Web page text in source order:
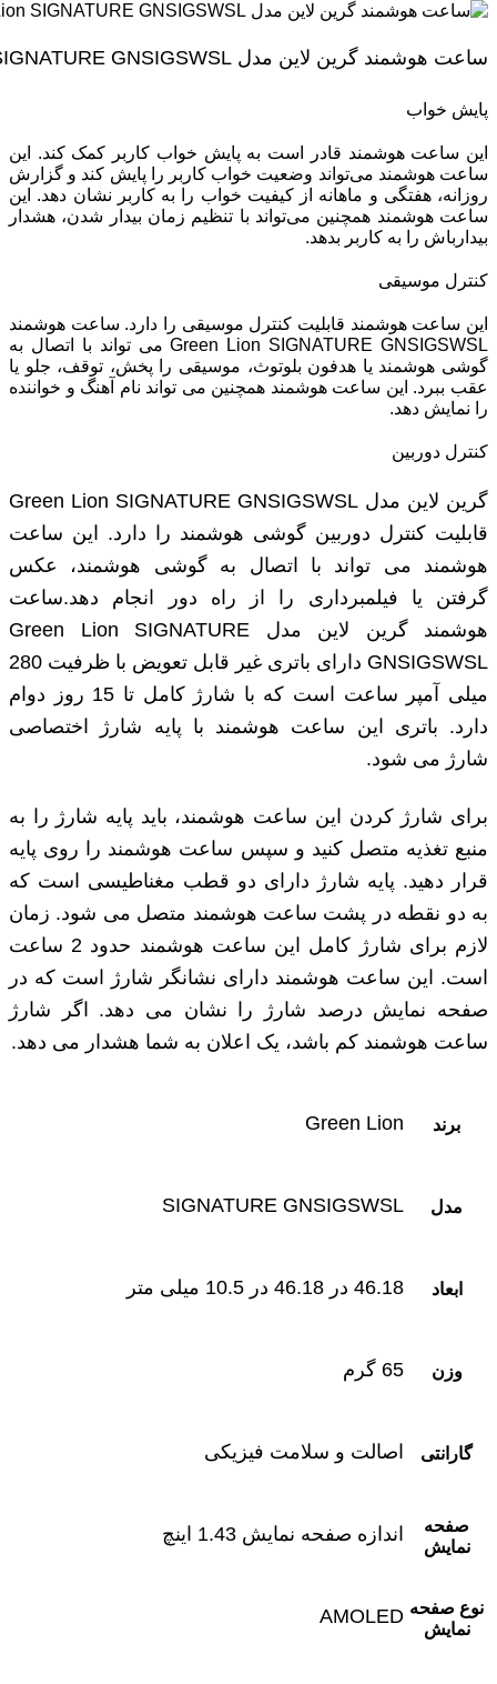
ساعت هوشمند گرین لاین مدل Green Lion SIGNATURE GNSIGSWSL
پایش خواب
این ساعت هوشمند قادر است به پایش خواب کاربر کمک کند. این
ساعت هوشمند می‌تواند وضعیت خواب کاربر را پایش کند و گزارش
روزانه، هفتگی و ماهانه از کیفیت خواب را به کاربر نشان دهد. این
ساعت هوشمند همچنین می‌تواند با تنظیم زمان بیدار شدن، هشدار
بیدارباش را به کاربر بدهد.
کنترل موسیقی
این ساعت هوشمند قابلیت کنترل موسیقی را دارد. ساعت هوشمند
Green Lion SIGNATURE GNSIGSWSL می ‌تواند با اتصال به
گوشی هوشمند یا هدفون بلوتوث، موسیقی را پخش، توقف، جلو یا
عقب ببرد. این ساعت هوشمند همچنین می ‌تواند نام آهنگ و خواننده
را نمایش دهد.
کنترل دوربین
گرین لاین مدل Green Lion SIGNATURE GNSIGSWSL
قابلیت کنترل دوربین گوشی هوشمند را دارد. این ساعت
هوشمند می ‌تواند با اتصال به گوشی هوشمند، عکس
گرفتن یا فیلمبرداری را از راه دور انجام دهد.ساعت
هوشمند گرین لاین مدل Green Lion SIGNATURE
GNSIGSWSL دارای باتری غیر قابل تعویض با ظرفیت 280
میلی‌ آمپر ساعت است که با شارژ کامل تا 15 روز دوام
دارد. باتری این ساعت هوشمند با پایه شارژ اختصاصی
شارژ می‌ شود.
برای شارژ کردن این ساعت هوشمند، باید پایه شارژ را به
منبع تغذیه متصل کنید و سپس ساعت هوشمند را روی پایه
قرار دهید. پایه شارژ دارای دو قطب مغناطیسی است که
به دو نقطه در پشت ساعت هوشمند متصل می‌ شود. زمان
لازم برای شارژ کامل این ساعت هوشمند حدود 2 ساعت
است. این ساعت هوشمند دارای نشانگر شارژ است که در
صفحه نمایش درصد شارژ را نشان می ‌دهد. اگر شارژ
ساعت هوشمند کم باشد، یک اعلان به شما هشدار می ‌دهد.
برند Green Lion
مدل SIGNATURE GNSIGSWSL
ابعاد 46.18 در 46.18 در 10.5 میلی‌ متر
وزن 65 گرم
گارانتی اصالت و سلامت فیزیکی
صفحه
نمایش
اندازه صفحه نمایش 1.43 اینچ
نوع صفحه
نمایش
AMOLED